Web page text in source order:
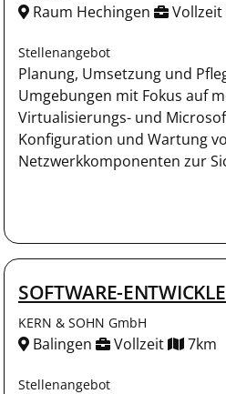
Raum Hechingen Vollzeit
Stellenangebot
Planung, Umsetzung und
Umgebungen mit Fokus auf
Virtualisierungs- und
Konfiguration und Wartung
Netzwerkkomponenten zur
SOFTWARE-
KERN & SOHN GmbH
Balingen Vollzeit 7km
Stellenangebot